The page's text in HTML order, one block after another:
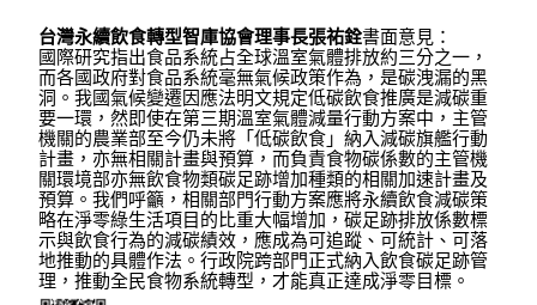
台灣永續飲食轉型智庫協會理事長張祐銓書面意見：
國際研究指出食品系統占全球溫室氣體排放約三分之一，
而各國政府對食品系統毫無氣候政策作為，是碳洩漏的黑
洞。我國氣候變遷因應法明文規定低碳飲食推廣是減碳重
要一環，然即使在第三期溫室氣體減量行動方案中，主管
機關的農業部至今仍未將「低碳飲食」納入減碳旗艦行動
計畫，亦無相關計畫與預算，而負責食物碳係數的主管機
關環境部亦無飲食物類碳足跡增加種類的相關加速計畫及
預算。我們呼籲，相關部門行動方案應將永續飲食減碳策
略在淨零綠生活項目的比重大幅增加，碳足跡排放係數標
示與飲食行為的減碳績效，應成為可追蹤、可統計、可落
地推動的具體作法。行政院跨部門正式納入飲食碳足跡管
理，推動全民食物系統轉型，才能真正達成淨零目標。